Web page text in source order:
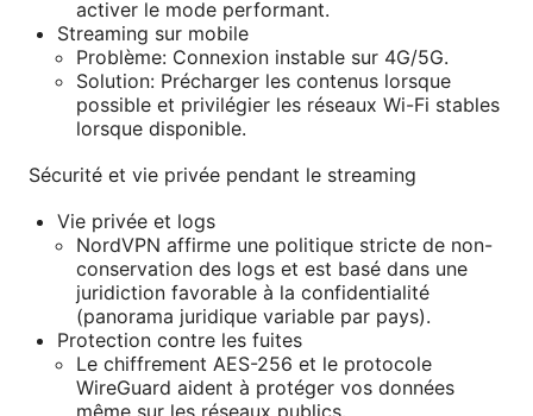
activer le mode performant.
Streaming sur mobile
Problème: Connexion instable sur 4G/5G.
Solution: Précharger les contenus lorsque
possible et privilégier les réseaux Wi-Fi stables
lorsque disponible.
Sécurité et vie privée pendant le streaming
Vie privée et logs
NordVPN affirme une politique stricte de non-
conservation des logs et est basé dans une
juridiction favorable à la confidentialité
(panorama juridique variable par pays).
Protection contre les fuites
Le chiffrement AES-256 et le protocole
WireGuard aident à protéger vos données